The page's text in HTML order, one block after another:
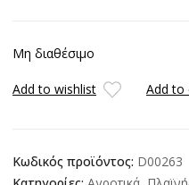
Μη διαθέσιμο
Add to wishlist Add to
Κωδικός προϊόντος: D00263